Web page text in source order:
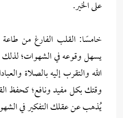
على الخير.
خامسًا: القلب الفارغ من
يسهل وقوعه في الشهوات؛ لذلك
الله والتقرب إليه بالصلاة
وقتك بكل مفيد ونافع؛ كحفظ
يُذهب عن عقلك التفكير في